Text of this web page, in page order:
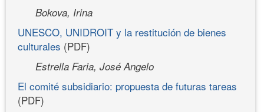
Bokova, Irina
UNESCO, UNIDROIT y la restitución de bienes
culturales (PDF)
Estrella Faria, José Angelo
El comité subsidiario: propuesta de futuras tareas
(PDF)